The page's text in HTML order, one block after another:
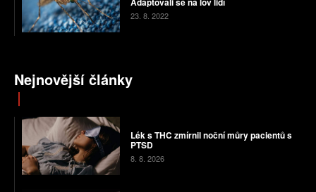
23. 8. 2022
Nejnovější články
Lék s THC zmírnil noční můry pacientů s
PTSD
8. 8. 2026